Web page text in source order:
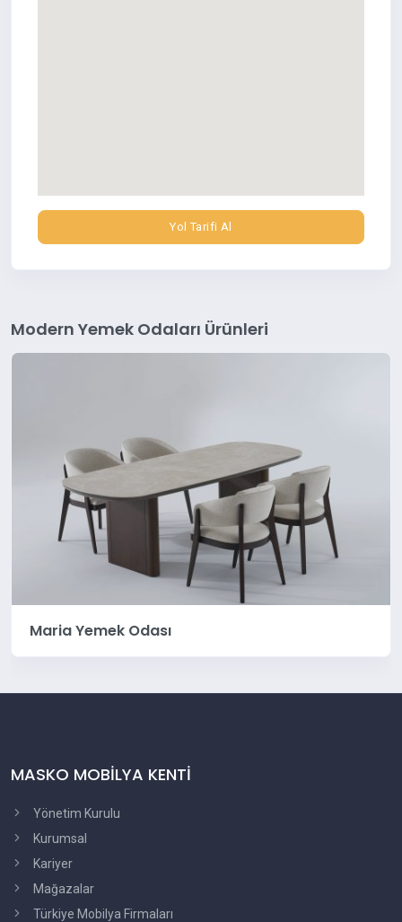
Yol Tarifi Al
Modern Yemek Odaları Ürünleri
Maria Yemek Odası
MASKO MOBİLYA KENTİ
Yönetim Kurulu
Kurumsal
Kariyer
Mağazalar
Türkiye Mobilya Firmaları